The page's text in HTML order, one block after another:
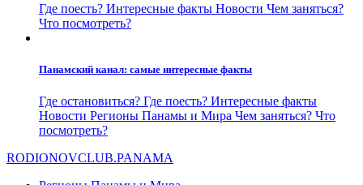
Где поесть? Интересные факты Новости Чем заняться?
Что посмотреть?
Панамский канал: самые интересные факты
Где остановиться? Где поесть? Интересные факты
Новости Регионы Панамы и Мира Чем заняться? Что
посмотреть?
RODIONOVCLUB.PANAMA